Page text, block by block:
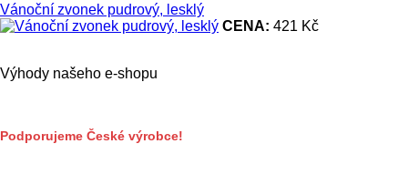
Vánoční zvonek pudrový, lesklý
CENA: 421 Kč
Výhody našeho e-shopu
Podporujeme České výrobce!